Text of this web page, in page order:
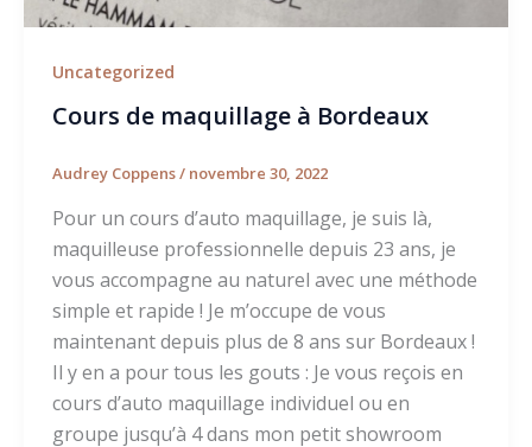
Uncategorized
Cours de maquillage à Bordeaux
Audrey Coppens/ novembre 30, 2022
Pour un cours d’auto maquillage, je suis là,
maquilleuse professionnelle depuis 23 ans, je
vous accompagne au naturel avec une méthode
simple et rapide ! Je m’occupe de vous
maintenant depuis plus de 8 ans sur Bordeaux !
Il y en a pour tous les gouts : Je vous reçois en
cours d’auto maquillage individuel ou en
groupe jusqu’à 4 dans mon petit showroom